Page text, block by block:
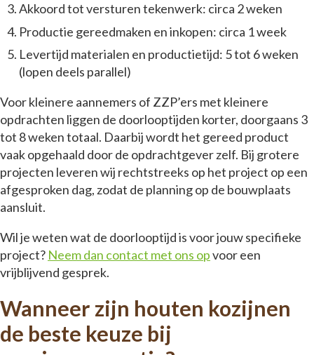
Akkoord tot versturen tekenwerk: circa 2 weken
Productie gereedmaken en inkopen: circa 1 week
Levertijd materialen en productietijd: 5 tot 6 weken
(lopen deels parallel)
Voor kleinere aannemers of ZZP’ers met kleinere
opdrachten liggen de doorlooptijden korter, doorgaans 3
tot 8 weken totaal. Daarbij wordt het gereed product
vaak opgehaald door de opdrachtgever zelf. Bij grotere
projecten leveren wij rechtstreeks op het project op een
afgesproken dag, zodat de planning op de bouwplaats
aansluit.
Wil je weten wat de doorlooptijd is voor jouw specifieke
project? Neem dan contact met ons opvoor een
vrijblijvend gesprek.
Wanneer zijn houten kozijnen
de beste keuze bij